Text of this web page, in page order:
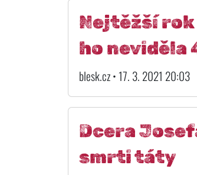
Nejtěžší
ho neviděla
blesk.cz • 17. 3. 2021 20:03
Dcera
smrti táty